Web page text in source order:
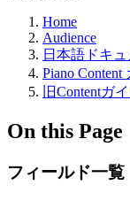
Home
Audience
日本語ドキュ
Piano Content
旧Contentガ
On this Page
フィールド一覧